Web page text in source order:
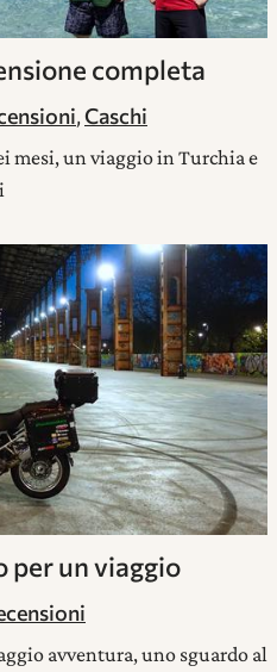
completa
,Caschi
mesi, un viaggio in Turchia e
per un viaggio
avventura, uno sguardo al